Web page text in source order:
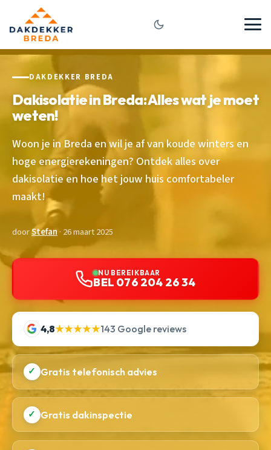
DAKDEKKER BREDA
Dakisolatie in Breda: Alles wat je moet
weten!
Woon je in Breda en wil je af van koude winters en
hoge energierekeningen? Ontdek alles over
dakisolatie en hoe het jouw huis comfortabeler
maakt!
doorStefan· 26 maart 2025
NU BEREIKBAAR
BEL 076 204 26 34
4,8★★★★★143 Google reviews
✓ Gratis telefonisch advies
✓ Gratis dakinspectie